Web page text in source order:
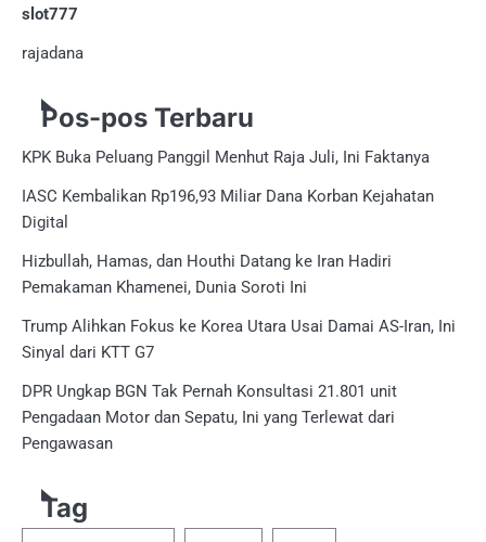
slot777
rajadana
Pos-pos Terbaru
KPK Buka Peluang Panggil Menhut Raja Juli, Ini Faktanya
IASC Kembalikan Rp196,93 Miliar Dana Korban Kejahatan
Digital
Hizbullah, Hamas, dan Houthi Datang ke Iran Hadiri
Pemakaman Khamenei, Dunia Soroti Ini
Trump Alihkan Fokus ke Korea Utara Usai Damai AS-Iran, Ini
Sinyal dari KTT G7
DPR Ungkap BGN Tak Pernah Konsultasi 21.801 unit
Pengadaan Motor dan Sepatu, Ini yang Terlewat dari
Pengawasan
Tag